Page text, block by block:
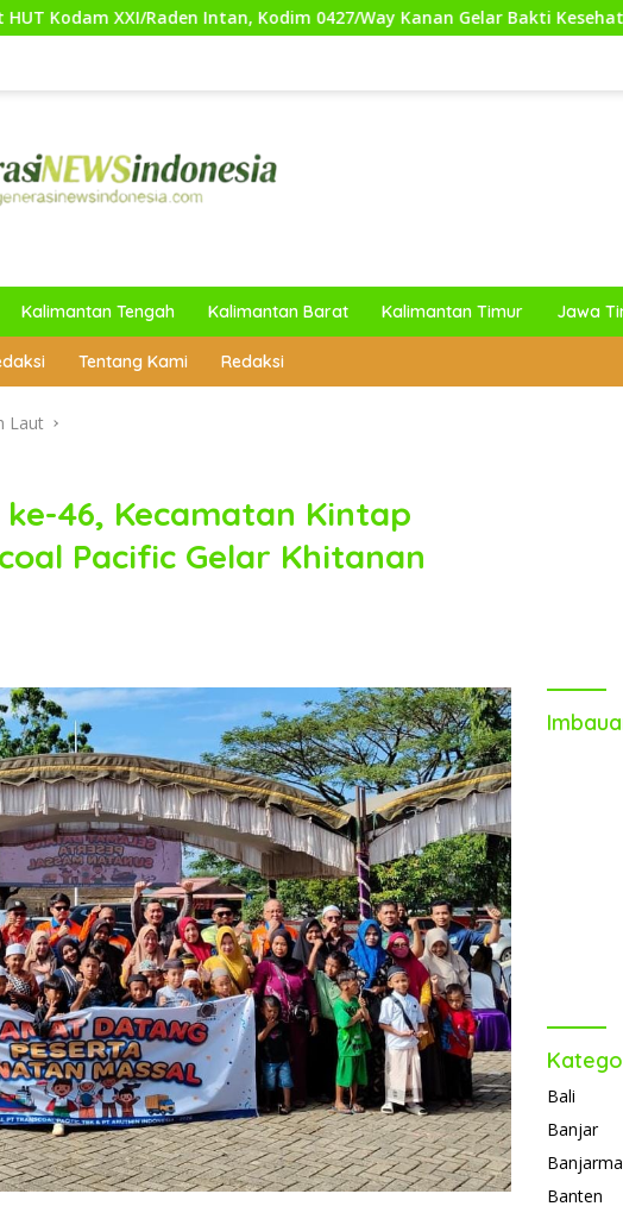
Intan, Kodim 0427/Way Kanan Gelar Bakti Kesehatan Gratis untuk
Kalimantan Tengah Kalimantan Barat Kalimantan Timur Jawa
Tentang Kami Redaksi
Laut
46, Kecamatan Kintap
Pacific Gelar Khitanan
Bali
Banjar
Banten